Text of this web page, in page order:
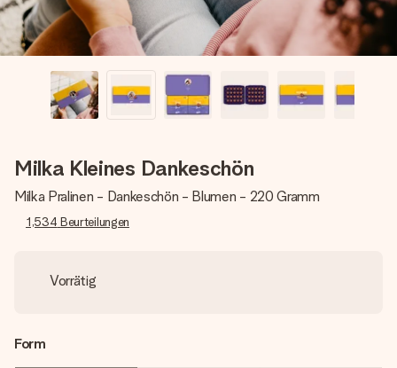
Milka Kleines Dankeschön
Milka Pralinen - Dankeschön - Blumen - 220 Gramm
1,534 Beurteilungen
Vorrätig
Form